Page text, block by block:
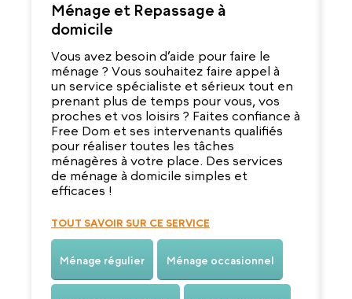
Ménage et Repassage à
domicile
Vous avez besoin d’aide pour faire le
ménage ? Vous souhaitez faire appel à
un service spécialiste et sérieux tout en
prenant plus de temps pour vous, vos
proches et vos loisirs ? Faites confiance à
Free Dom et ses intervenants qualifiés
pour réaliser toutes les tâches
ménagères à votre place. Des services
de ménage à domicile simples et
efficaces !
TOUT SAVOIR SUR CE SERVICE
Ménage régulier Ménage occasionnel